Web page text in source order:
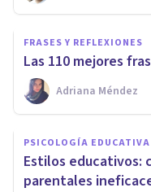
FRASES Y REFLEXIONES
Las 110 mejores
Adriana Méndez
PSICOLOGÍA EDUCATIVA
Estilos educativos:
parentales